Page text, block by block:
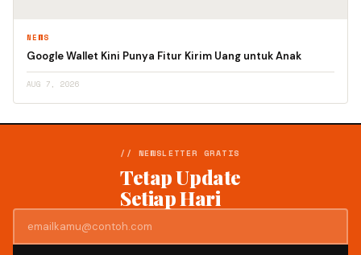
NEWS
Google Wallet Kini Punya Fitur Kirim Uang untuk Anak
AUG 7, 2026
// NEWSLETTER GRATIS
Tetap Update
Setiap Hari